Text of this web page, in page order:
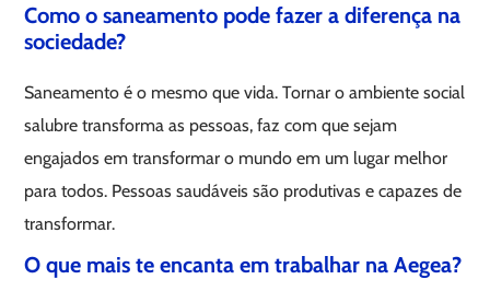
Como o saneamento pode fazer a diferença na
sociedade?
Saneamento é o mesmo que vida. Tornar o ambiente social
salubre transforma as pessoas, faz com que sejam
engajados em transformar o mundo em um lugar melhor
para todos. Pessoas saudáveis são produtivas e capazes de
transformar.
O que mais te encanta em trabalhar na Aegea?